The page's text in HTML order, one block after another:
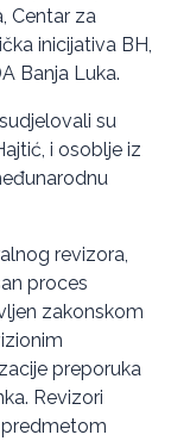
Centar za
inicijativa BH,
Banja Luka.
su
i osoblje iz
revizora,
proces
zakonskom
preporuka
Revizori